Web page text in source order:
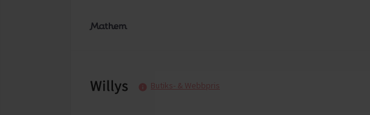
Butiks- & Webbpris